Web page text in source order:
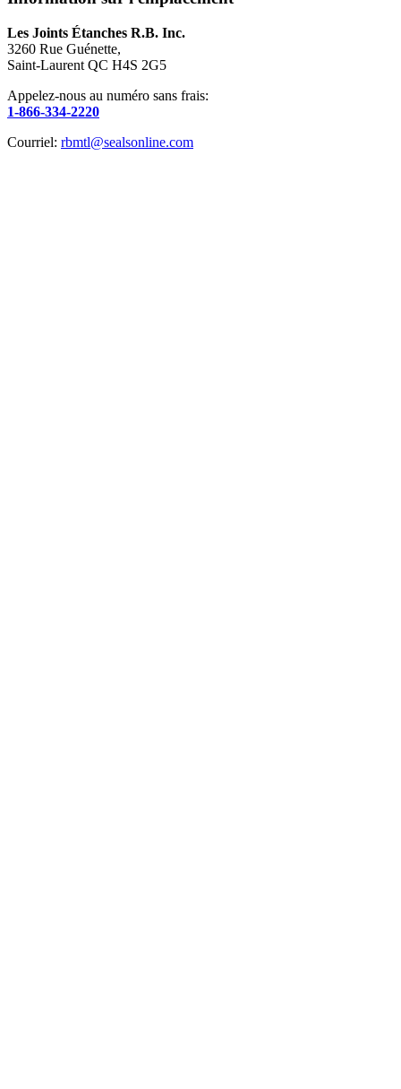
Les Joints Étanches R.B. Inc.
3260 Rue Guénette,
Saint-Laurent QC H4S 2G5
Appelez-nous au numéro sans frais:
1-866-334-2220
Courriel: rbmtl@sealsonline.com